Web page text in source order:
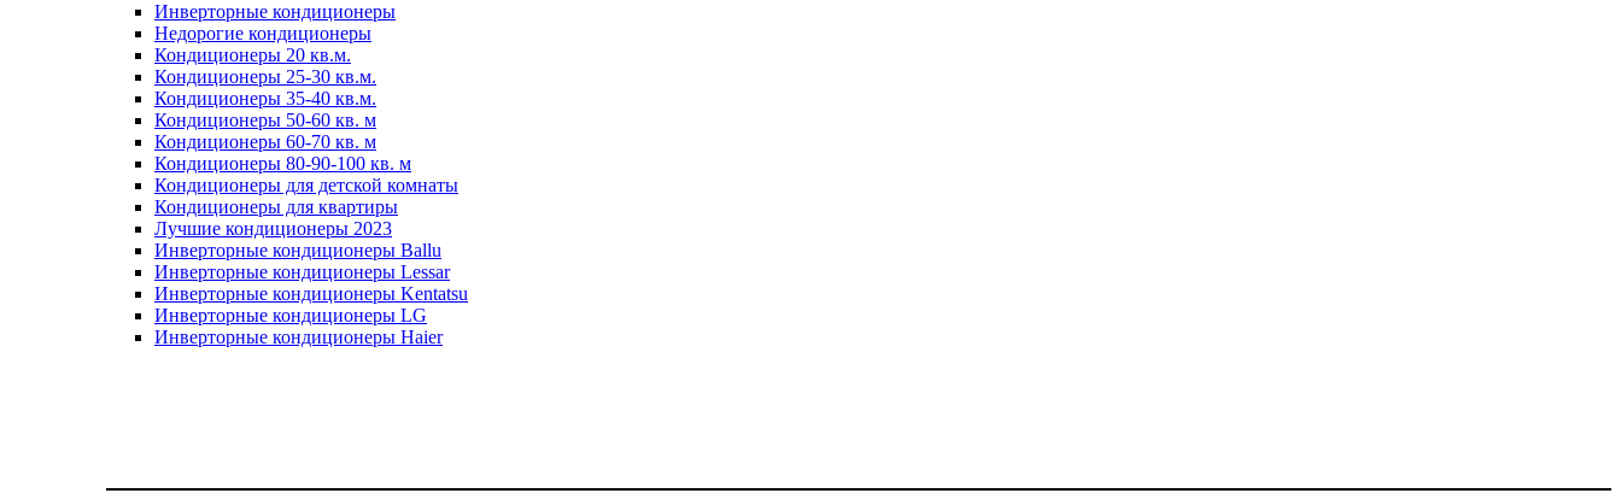
Инверторные кондиционеры
Недорогие кондиционеры
Кондиционеры 20 кв.м.
Кондиционеры 25-30 кв.м.
Кондиционеры 35-40 кв.м.
Кондиционеры 50-60 кв. м
Кондиционеры 60-70 кв. м
Кондиционеры 80-90-100 кв. м
Кондиционеры для детской комнаты
Кондиционеры для квартиры
Лучшие кондиционеры 2023
Инверторные кондиционеры Ballu
Инверторные кондиционеры Lessar
Инверторные кондиционеры Kentatsu
Инверторные кондиционеры LG
Инверторные кондиционеры Haier